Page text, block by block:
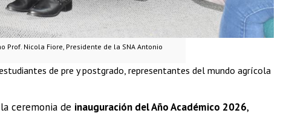
Prof. Nicola Fiore, Presidente de la SNA Antonio
de pre y postgrado, representantes del mundo agrícola
ceremonia de inauguración del Año Académico 2026,